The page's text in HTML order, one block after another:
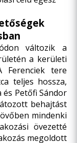
változik a
a kerületi
Ferenciek tere
teljes hossza,
és Petőfi Sándor
behajtást
mindenki
övezetté
megoldott